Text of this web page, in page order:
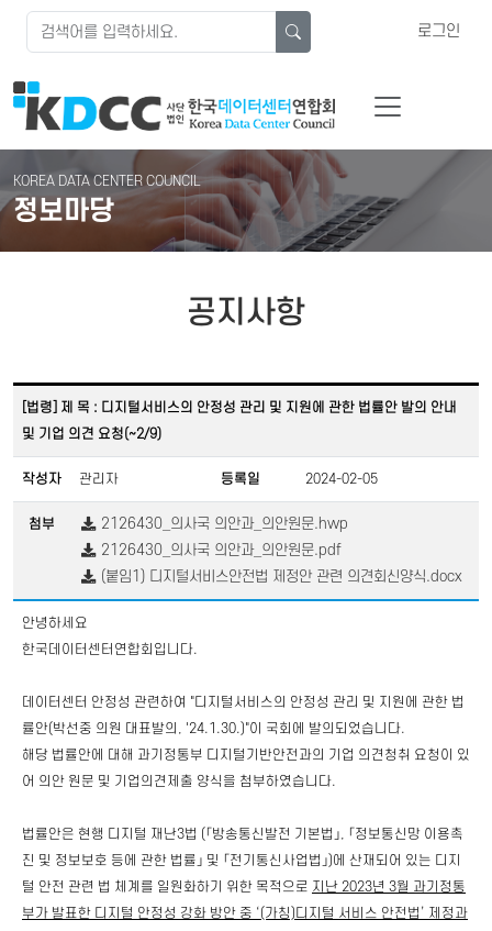
로그인
KOREA DATA CENTER COUNCIL
정보마당
공지사항
[법령] 제 목 : 디지털서비스의 안정성 관리 및 지원에 관한 법률안 발의 안내
및 기업 의견 요청(~2/9)
작성자 관리자 등록일 2024-02-05
첨부
2126430_의사국 의안과_의안원문.hwp
2126430_의사국 의안과_의안원문.pdf
(붙임1) 디지털서비스안전법 제정안 관련 의견회신양식.docx
안녕하세요
한국데이터센터연합회입니다.
데이터센터 안정성 관련하여 "디지털서비스의 안정성 관리 및 지원에 관한 법
률안(박선중 의원 대표발의, '24.1.30.)"이 국회에 발의되었습니다.
해당 법률안에 대해 과기정통부 디지털기반안전과의 기업 의견청취 요청이 있
어 의안 원문 및 기업의견제출 양식을 첨부하였습니다.
법률안은 현행 디지털 재난3법 (「방송통신발전 기본법」, 「정보통신망 이용촉
진 및 정보보호 등에 관한 법률」 및 「전기통신사업법」) 에 산재 되어 있는 디지
털 안전 관련 법 체계를 일원화하기 위한 목적 으로 지난 2023년 3월 과기정통
부가 발표한 디지털 안정성 강화 방안 중 ‘(가칭)디지털 서비스 안전법’ 제정과